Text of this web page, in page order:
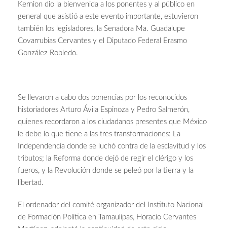
Kernion dio la bienvenida a los ponentes y al público en
general que asistió a este evento importante, estuvieron
también los legisladores, la Senadora Ma. Guadalupe
Covarrubias Cervantes y el Diputado Federal Erasmo
González Robledo.
Se llevaron a cabo dos ponencias por los reconocidos
historiadores Arturo Ávila Espinoza y Pedro Salmerón,
quienes recordaron a los ciudadanos presentes que México
le debe lo que tiene a las tres transformaciones: La
Independencia donde se luchó contra de la esclavitud y los
tributos; la Reforma donde dejó de regir el clérigo y los
fueros, y la Revolución donde se peleó por la tierra y la
libertad.
El ordenador del comité organizador del Instituto Nacional
de Formación Política en Tamaulipas, Horacio Cervantes